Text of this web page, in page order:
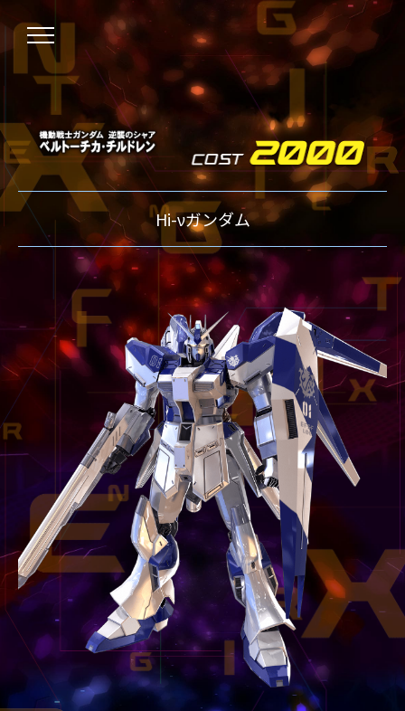
NEWS
ニュース
OVER BOOST
オーバーブースト
XVOOST
クロスブースト
EXVS2
エクストリームバーサス2
MAXI BOOST ON
マキシブーストオン
BEGINNER'S GUIDE
TECHNIQUE
テクニック
GLOSSARY
用語集
BUTTON PLACEMENT
ゲームパッドボタン配置
TWITTER
ツイッター
YOUTUBE
ユーチューブ
Hi-νガンダム